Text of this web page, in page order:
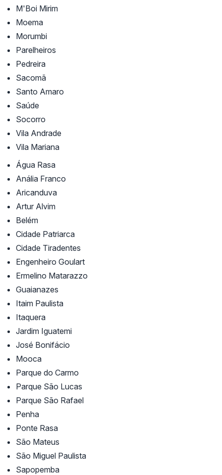
M'Boi Mirim
Moema
Morumbi
Parelheiros
Pedreira
Sacomã
Santo Amaro
Saúde
Socorro
Vila Andrade
Vila Mariana
Água Rasa
Anália Franco
Aricanduva
Artur Alvim
Belém
Cidade Patriarca
Cidade Tiradentes
Engenheiro Goulart
Ermelino Matarazzo
Guaianazes
Itaim Paulista
Itaquera
Jardim Iguatemi
José Bonifácio
Mooca
Parque do Carmo
Parque São Lucas
Parque São Rafael
Penha
Ponte Rasa
São Mateus
São Miguel Paulista
Sapopemba